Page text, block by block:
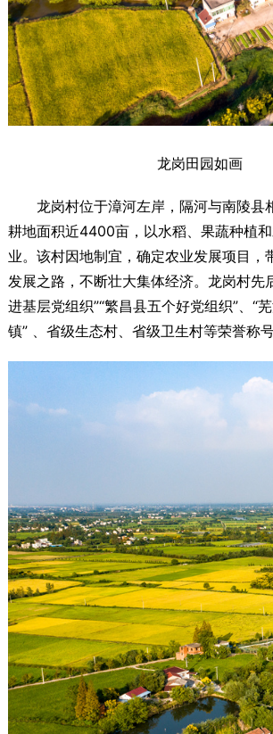
龙岗田园如画
龙岗村位于漳河左岸，隔河与南陵县
耕地面积近4400亩，以水稻、果蔬种植
业。该村因地制宜，确定农业发展项目，
发展之路，不断壮大集体经济。龙岗村先
进基层党组织”“繁昌县五个好党组织”、“
镇” 、省级生态村、省级卫生村等荣誉称号